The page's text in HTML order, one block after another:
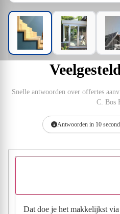
Snelle antwoorden over offertes
C. Bos
Antwoorden in 10
Dat doe je het makkelijkst